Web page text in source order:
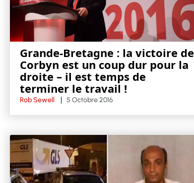
Grande-Bretagne : la victoire de
Corbyn est un coup dur pour la
droite – il est temps de
terminer le travail !
Rob Sewell 5 Octobre 2016